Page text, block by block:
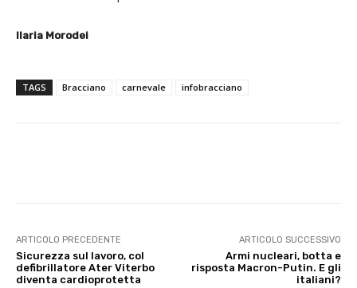
Ilaria Morodei
TAGS Bracciano carnevale infobracciano
ARTICOLO PRECEDENTE
Sicurezza sul lavoro, col
defibrillatore Ater Viterbo
diventa cardioprotetta
ARTICOLO SUCCESSIVO
Armi nucleari, botta e
risposta Macron-Putin. E gli
italiani?